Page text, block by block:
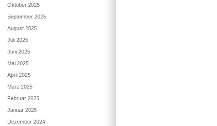
Oktober 2025
September 2025
August 2025
Juli 2025
Juni 2025
Mai 2025
April 2025
März 2025
Februar 2025
Januar 2025
Dezember 2024